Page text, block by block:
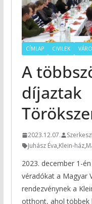
CÍMLAP CIVILEK
A
díjaztak
2023.12.07.
Juhász Éva,Klein-ház,
2023. december 1-
véradókat a Magyar
rendezvénynek a
otthont, ahol többek